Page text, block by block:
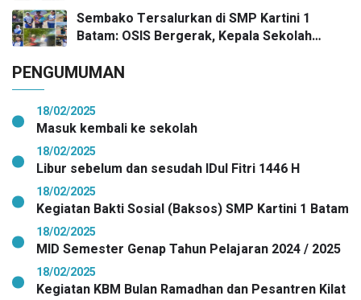
Sembako Tersalurkan di SMP Kartini 1
Batam: OSIS Bergerak, Kepala Sekolah
PENGUMUMAN
18/02/2025
Masuk kembali ke sekolah
18/02/2025
Libur sebelum dan sesudah IDul Fitri 1446 H
18/02/2025
Kegiatan Bakti Sosial (Baksos) SMP Kartini 1 Batam
18/02/2025
MID Semester Genap Tahun Pelajaran 2024 / 2025
18/02/2025
Kegiatan KBM Bulan Ramadhan dan Pesantren Kilat